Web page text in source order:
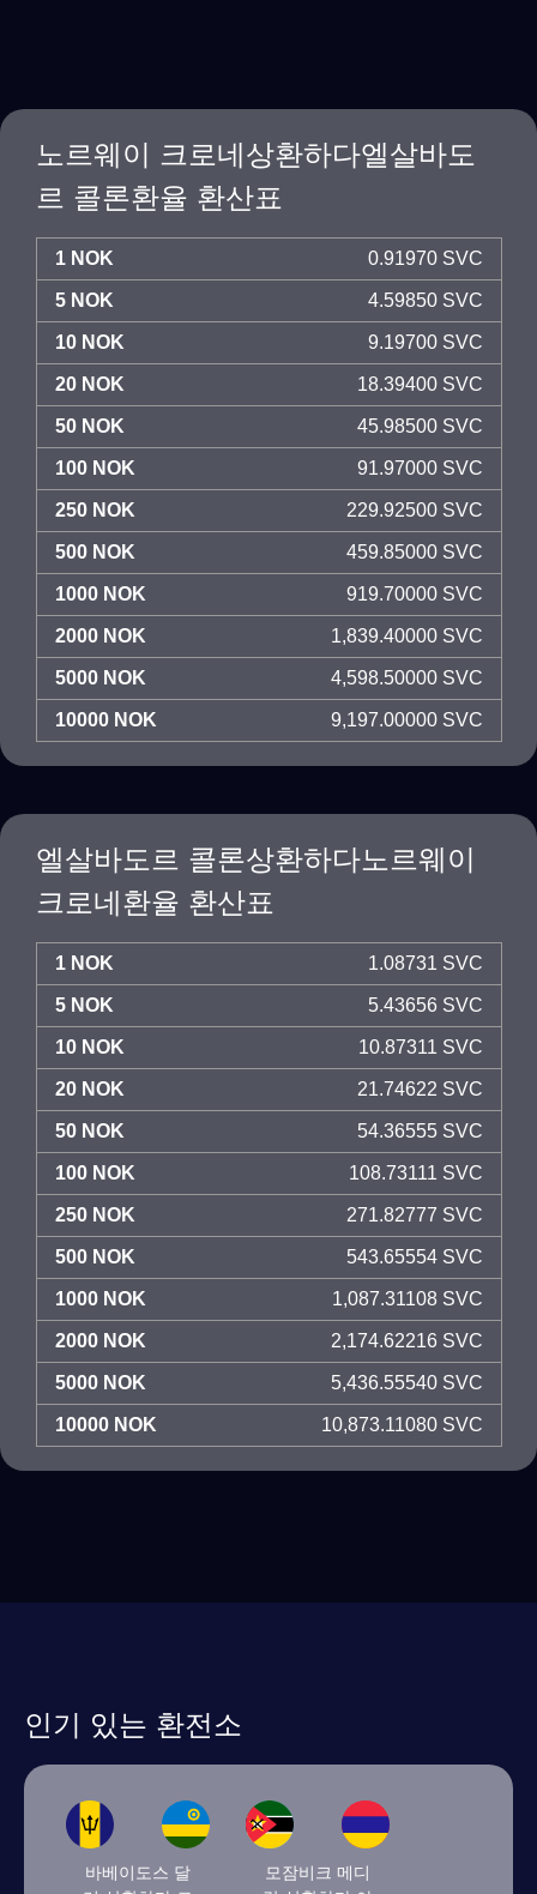
노르웨이 크로네상환하다엘살바도
르 콜론환율 환산표
1 NOK 0.91970 SVC
5 NOK 4.59850 SVC
10 NOK 9.19700 SVC
20 NOK 18.39400 SVC
50 NOK 45.98500 SVC
100 NOK 91.97000 SVC
250 NOK 229.92500 SVC
500 NOK 459.85000 SVC
1000 NOK 919.70000 SVC
2000 NOK 1,839.40000 SVC
5000 NOK 4,598.50000 SVC
10000 NOK 9,197.00000 SVC
엘살바도르 콜론상환하다노르웨이
크로네환율 환산표
1 NOK 1.08731 SVC
5 NOK 5.43656 SVC
10 NOK 10.87311 SVC
20 NOK 21.74622 SVC
50 NOK 54.36555 SVC
100 NOK 108.73111 SVC
250 NOK 271.82777 SVC
500 NOK 543.65554 SVC
1000 NOK 1,087.31108 SVC
2000 NOK 2,174.62216 SVC
5000 NOK 5,436.55540 SVC
10000 NOK 10,873.11080 SVC
인기 있는 환전소
바베이도스 달
모잠비크 메디